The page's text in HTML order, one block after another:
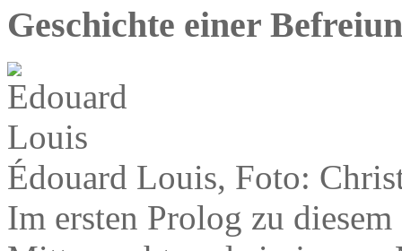
Geschichte einer
Édouard Louis, Foto:
Im ersten Prolog zu